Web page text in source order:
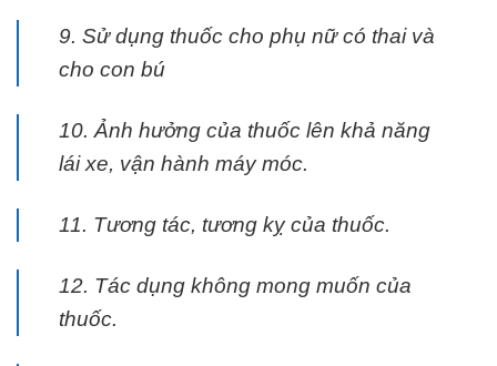
9. Sử dụng thuốc cho phụ nữ có thai và
cho con bú
10. Ảnh hưởng của thuốc lên khả năng
lái xe, vận hành máy móc.
11. Tương tác, tương kỵ của thuốc.
12. Tác dụng không mong muốn của
thuốc.